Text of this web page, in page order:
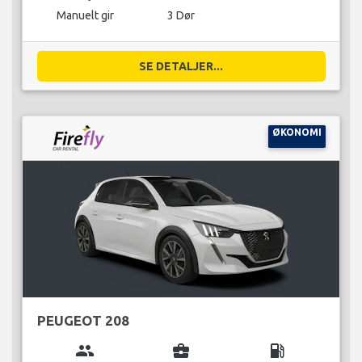
Manuelt gir 3 Dør
SE DETALJER...
ØKONOMI
PEUGEOT 208
group business_center local_gas_station